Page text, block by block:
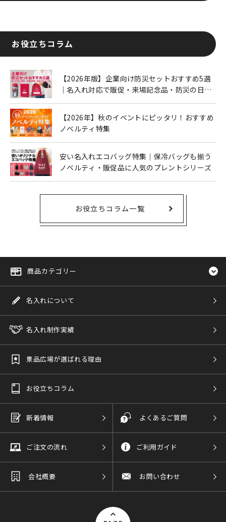
お役立ちコラム
【2026年版】企業向け防災セットおすすめ5選
｜名入れ対応で販促・来場記念品・防災の日に
【2026年】秋のイベントにピッタリ！おすすめ
ノベルティ特集
安い名入れエコバッグ特集｜保冷バッグも揃う
ノベルティ・販促品に人気のプレントシリーズ
お役立ちコラム一覧
商品カテゴリー
名入れについて
名入れ制作実績
景品広場が選ばれる理由
お役立ちコラム
新着情報 よくあるご質問
ご注文の流れ ご利用ガイド
会社概要 お問い合わせ